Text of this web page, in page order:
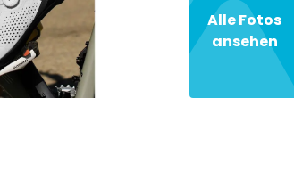
Alle Fotos
ansehen